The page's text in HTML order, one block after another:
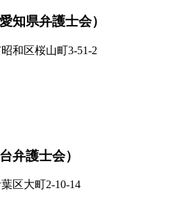
知県弁護士会）
和区桜山町3-51-2
弁護士会）
区大町2-10-14